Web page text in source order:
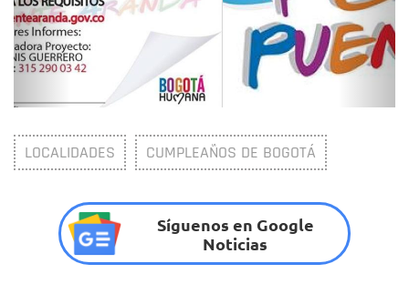
LOCALIDADES CUMPLEAÑOS DE BOGOTÁ
Síguenos en Google
Noticias